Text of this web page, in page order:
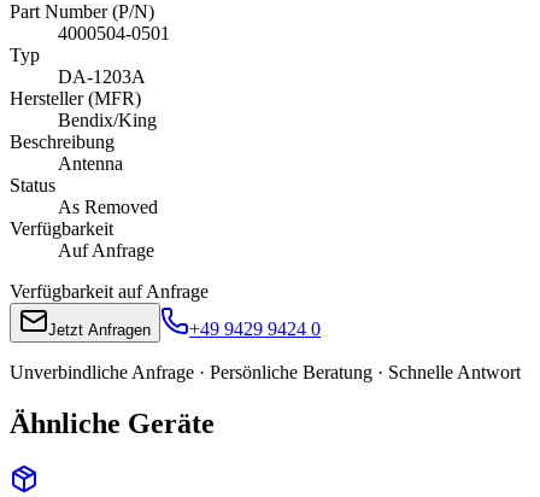
Part Number (P/N)
4000504-0501
Typ
DA-1203A
Hersteller (MFR)
Bendix/King
Beschreibung
Antenna
Status
As Removed
Verfügbarkeit
Auf Anfrage
Verfügbarkeit auf Anfrage
Jetzt Anfragen +49 9429 9424 0
Unverbindliche Anfrage · Persönliche Beratung · Schnelle Antwort
Ähnliche Geräte